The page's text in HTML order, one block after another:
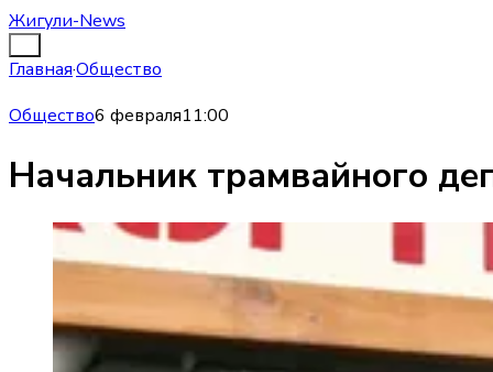
Жигули-News
Главная·Общество
Общество6 февраля11:00
Начальник трамвайного